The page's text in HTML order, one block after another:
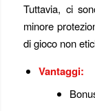
Tuttavia, ci
minore
di gioco non
Vantaggi: